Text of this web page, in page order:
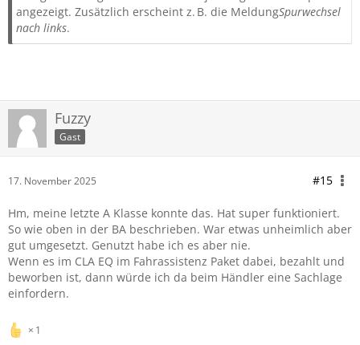
angezeigt. Zusätzlich erscheint z. B. die MeldungSpurwechsel
nach links.
Fuzzy
Gast
17. November 2025 #15
Hm, meine letzte A Klasse konnte das. Hat super funktioniert.
So wie oben in der BA beschrieben. War etwas unheimlich aber
gut umgesetzt. Genutzt habe ich es aber nie.
Wenn es im CLA EQ im Fahrassistenz Paket dabei, bezahlt und
beworben ist, dann würde ich da beim Händler eine Sachlage
einfordern.
1